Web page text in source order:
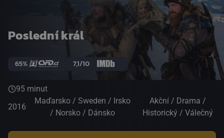
Poslední král
65% 7,1/10
95 minut
2016
Maďarsko / Sweden / Irsko
/ Norsko / Dánsko
Akční / Drama /
Historický / Válečný